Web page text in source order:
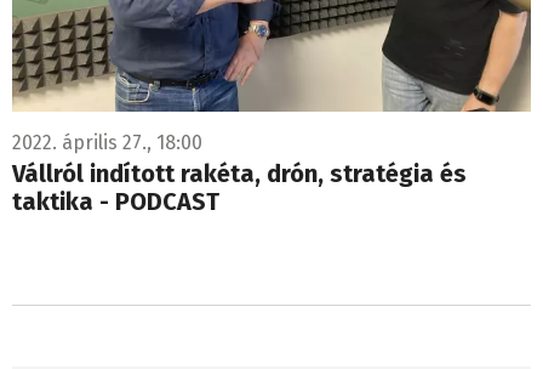
2022. április 27., 18:00
Vállról indított rakéta, drón, stratégia és
taktika - PODCAST